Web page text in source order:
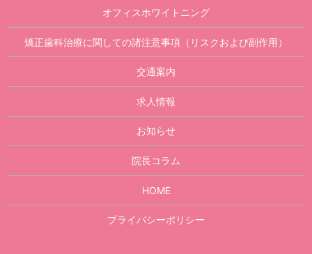
オフィスホワイトニング
矯正歯科治療に関しての諸注意事項（リスクおよび副作用）
交通案内
求人情報
お知らせ
院長コラム
HOME
プライバシーポリシー